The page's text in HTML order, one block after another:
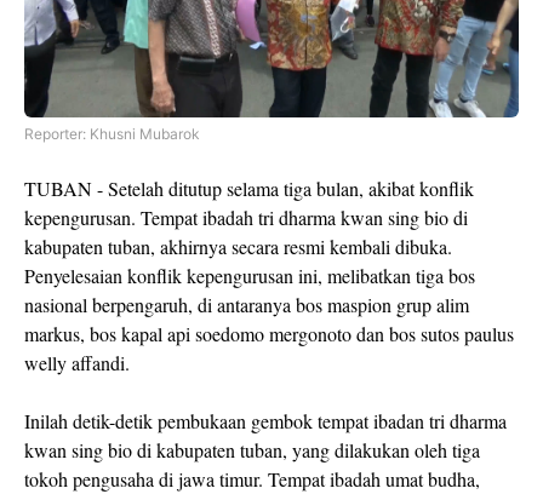
Reporter: Khusni Mubarok
TUBAN - Setelah ditutup selama tiga bulan, akibat konflik
kepengurusan. Tempat ibadah tri dharma kwan sing bio di
kabupaten tuban, akhirnya secara resmi kembali dibuka.
Penyelesaian konflik kepengurusan ini, melibatkan tiga bos
nasional berpengaruh, di antaranya bos maspion grup alim
markus, bos kapal api soedomo mergonoto dan bos sutos paulus
welly affandi.
Inilah detik-detik pembukaan gembok tempat ibadan tri dharma
kwan sing bio di kabupaten tuban, yang dilakukan oleh tiga
tokoh pengusaha di jawa timur. Tempat ibadah umat budha,